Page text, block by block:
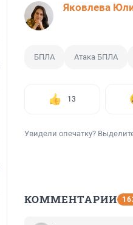
Яковлева
БПЛА Атака БПЛА
13
Увидели опечатку?
КОММЕНТАРИИ